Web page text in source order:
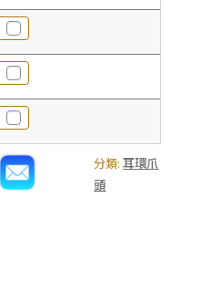
分類:耳環爪
頭